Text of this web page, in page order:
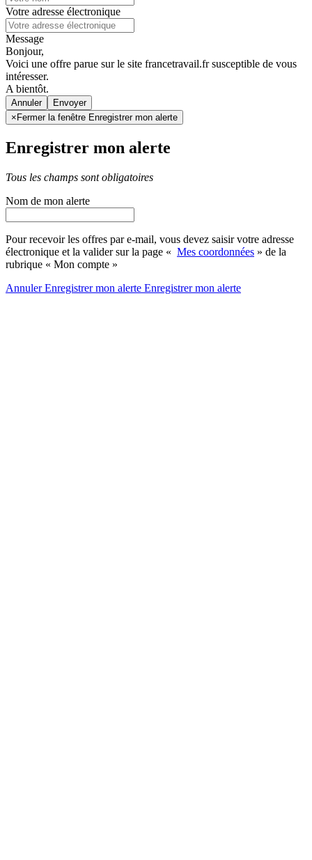
Votre adresse électronique
Message
Bonjour,
Voici une offre parue sur le site francetravail.fr susceptible de vous
intéresser.
A bientôt.
Annuler
× Fermer la fenêtre Enregistrer mon alerte
Enregistrer mon alerte
Tous les champs sont obligatoires
Nom de mon alerte
Pour recevoir les offres par e-mail, vous devez saisir votre adresse
électronique et la valider sur la page « Mes coordonnées » de la
rubrique « Mon compte »
AnnulerEnregistrer mon alerte Enregistrermon alerte